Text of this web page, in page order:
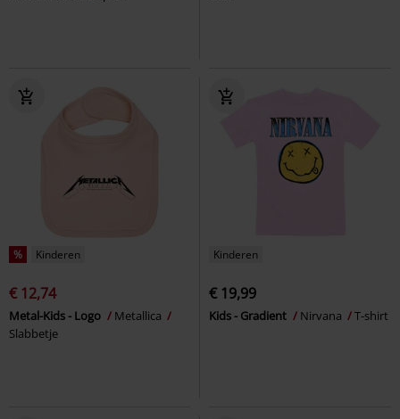
% Kinderen
€ 12,74
Metal-Kids - Logo
Metallica
Slabbetje
Kinderen
€ 19,99
Kids - Gradient Nirvana T-shirt